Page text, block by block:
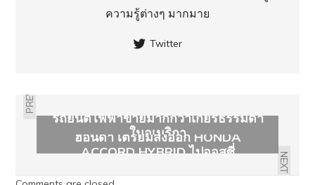
ความรู้ต่างๆ มากมาย
Twitter
PREVIOUS
รถยนต์ไฟฟ้าขายมากกว่าเกียร์ธรรมดา
ในอเมริกา
NEXT
ฮอนด้า เตรียมส่งออก HONDA
ACCORD HYBRID ไปออสซี่